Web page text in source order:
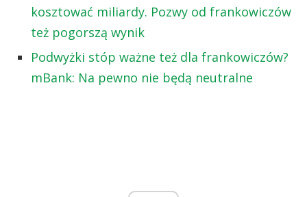
kosztować miliardy. Pozwy od frankowiczów
też pogorszą wynik
Podwyżki stóp ważne też dla frankowiczów?
mBank: Na pewno nie będą neutralne